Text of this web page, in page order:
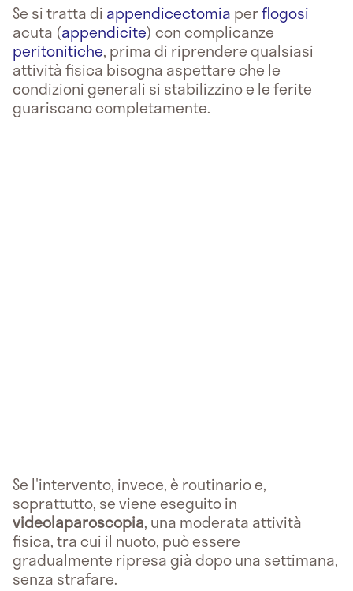
Se si tratta di appendicectomia perflogosi
acuta (appendicite) con complicanze
peritonitiche, prima di riprendere qualsiasi
attività fisica bisogna aspettare che le
condizioni generali si stabilizzino e le ferite
guariscano completamente.
Se l'intervento, invece, è routinario e,
soprattutto, se viene eseguito in
videolaparoscopia, una moderata attività
fisica, tra cui il nuoto, può essere
gradualmente ripresa già dopo una settimana,
senza strafare.